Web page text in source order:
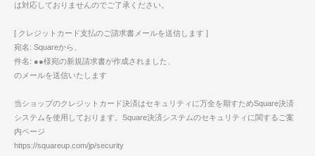
は対応しておりませんのでご了承ください。
[ クレジットカード支払のご請求書メールを送信します ]
宛名: Squareから、
件名: ●●様宛の新規請求書が作成されました、
のメールを送信いたします
当ショップのクレジットカード決済はセキュリティに万全を期すためSquare決済
システムを使用しております。Square決済システムのセキュリティに関するご案
内ページ
https://squareup.com/jp/security